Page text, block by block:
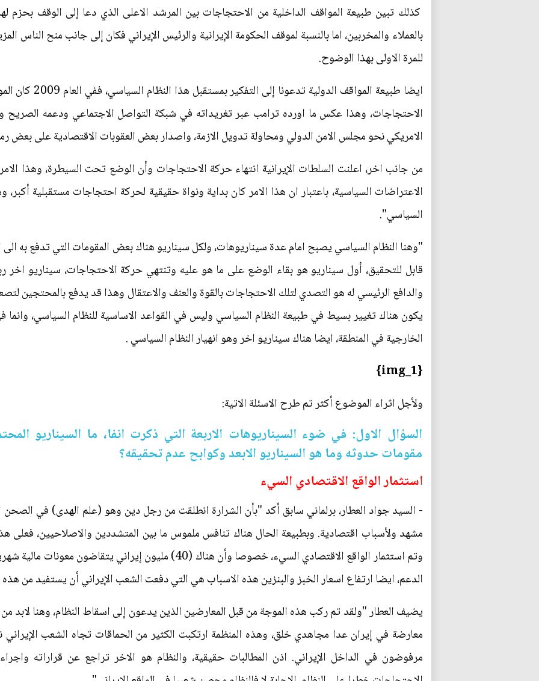
كذلك تبين طبيعة المواقف الداخلية من الاحتجاجات بين المرشد الاعلى الذي دعا إلى الوقف
بالعملاء والمخربين، اما بالنسبة لموقف الحكومة الإيرانية والرئيس الإيراني فكان إلى جانب منح الناس
للمرة الاولى بهذا الوضوح.
ايضا طبيعة
الاحتجاجات، وهذا عكس ما اورده ترامب عبر تغريداته في شبكة التواصل الاجتماعي ودعمه الصريح
الامريكي نحو مجلس الامن الدولي ومحاولة تدويل الازمة، واصدار بعض العقوبات الاقتصادية على بعض
من جانب اخر، اعلنت السلطات الإيرانية انتهاء حركة الاحتجاجات وأن الوضع تحت السيطرة، وهذا
الاعتراضات السياسية، باعتبار ان هذا الامر كان بداية ونواة حقيقية لحركة احتجاجات مستقبلية أكبر،
السياسي".
"وهنا النظام السياسي يصبح امام عدة سيناريوهات، ولكل سيناريو هناك بعض المقومات التي تدفع به
قابل للتحقيق، أول سيناريو هو بقاء الوضع على ما هو عليه وتنتهي حركة الاحتجاجات، سيناريو اخر
والدافع الرئيسي له هو التصدي لتلك الاحتجاجات بالقوة والعنف والاعتقال وهذا قد يدفع بالمحتجين
يكون هناك تغيير بسيط في طبيعة النظام السياسي وليس في القواعد الاساسية للنظام السياسي،
الخارجية في المنطقة، ايضا هناك سيناريو اخر وهو انهيار النظام السياسي .
{img_1}
ولأجل اثراء الموضوع أكثر تم طرح الاسئلة الاتية:
السؤال الاول: في ضوء السيناريوهات الاربعة التي ذكرت انفا، ما السيناريو
مقومات حدوثه وما هو السيناريو الابعد وكوابح عدم تحقيقه؟
استثمار الواقع الاقتصادي السيء
- السيد جواد العطار، برلماني سابق أكد "بأن الشرارة انطلقت من رجل دين وهو (علم الهدى) في
مشهد ولأسباب اقتصادية. وبطبيعة الحال هناك تنافس ملموس ما بين المتشددين والاصلاحيين، فعلى
وتم استثمار الواقع الاقتصادي السيء، خصوصا وأن هناك (40) مليون
الدعم، ايضا ارتفاع اسعار الخبز والبنزين هذه الاسباب هي التي دفعت الشعب الإيراني أن يستفيد من
يضيف العطار "ولقد تم ركب هذه الموجة من قبل المعارضين الذين يدعون إلى اسقاط النظام، وهنا لابد من
معارضة في إيران عدا مجاهدي خلق، وهذه المنظمة ارتكبت الكثير من الحماقات تجاه الشعب
مرفوضون في الداخل الإيراني. اذن المطالبات حقيقية، والنظام هو الاخر تراجع عن قراراته